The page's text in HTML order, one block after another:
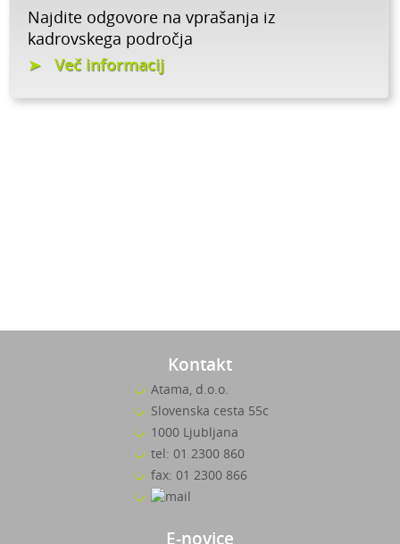
Najdite odgovore na vprašanja iz
kadrovskega področja
Več informacij
Kontakt
Atama, d.o.o.
Slovenska cesta 55c
1000 Ljubljana
tel: 01 2300 860
fax: 01 2300 866
E-novice